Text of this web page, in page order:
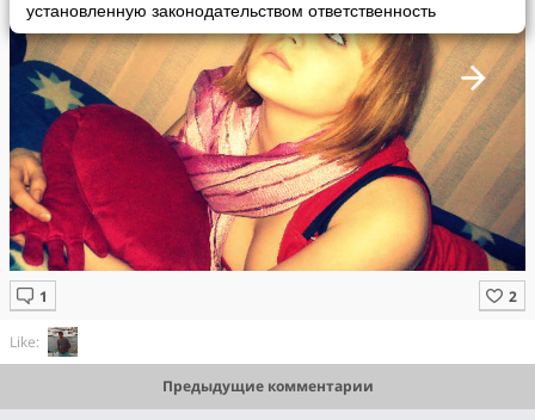
установленную законодательством ответственность
Like:
Предыдущие комментарии